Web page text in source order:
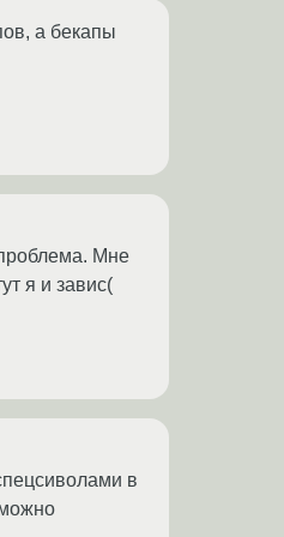
а бекапы
Мне
я и завис(
в